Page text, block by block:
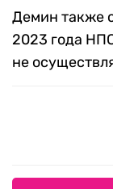
Демин также
2023 года
не